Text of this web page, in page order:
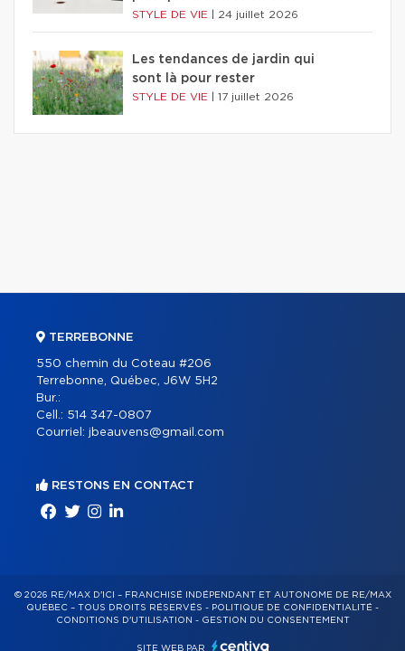
STYLE DE VIE 24 juillet 2026
Les tendances de jardin qui
sont là pour rester
STYLE DE VIE 17 juillet 2026
TERREBONNE
550 chemin du Coteau #206
Terrebonne, Québec, J6W 5H2
Bur.:
Cell.: 514 347-0807
Courriel: jbeauvens@gmail.com
RESTONS EN CONTACT
© 2026 RE/MAX D'ICI – FRANCHISÉ INDÉPENDANT ET AUTONOME DE RE/MAX
QUÉBEC – TOUS DROITS RÉSERVÉS - POLITIQUE DE CONFIDENTIALITÉ -
CONDITIONS D'UTILISATION - GESTION DU CONSENTEMENT
SITE WEB PAR